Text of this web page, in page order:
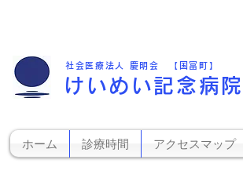
社会医療法人 慶明会 【国富町】
けいめい記念病院
ホーム 診療時間 アクセスマップ